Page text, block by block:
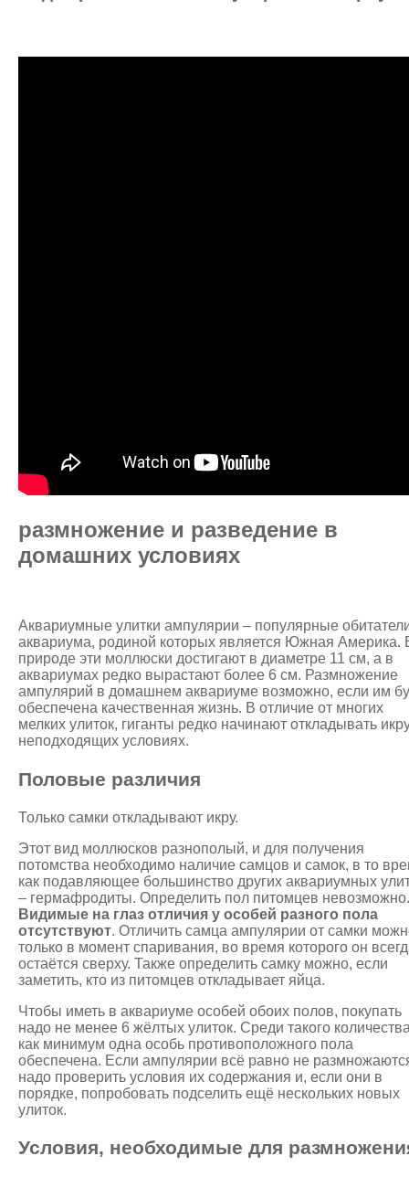
размножение и разведение в
домашних условиях
Аквариумные улитки ампулярии – популярные
аквариума, родиной которых является Южная Америка.
природе эти моллюски достигают в диаметре 11 см, а в
аквариумах редко вырастают более 6 см. Размножение
ампулярий в домашнем аквариуме возможно, если им
обеспечена качественная жизнь. В отличие от многих
мелких улиток, гиганты редко начинают откладывать
неподходящих условиях.
Половые различия
Только самки откладывают икру.
Этот вид моллюсков разнополый, и для получения
потомства необходимо наличие самцов и самок, в то
как подавляющее большинство других аквариумных
– гермафродиты. Определить пол питомцев невозможно.
Видимые на глаз отличия у особей разного пола
отсутствуют. Отличить самца ампулярии от самки
только в момент спаривания, во время которого он
остаётся сверху. Также определить самку можно, если
заметить, кто из питомцев откладывает яйца.
Чтобы иметь в аквариуме особей обоих полов, покупать
надо не менее 6 жёлтых улиток. Среди такого
как минимум одна особь противоположного пола
обеспечена. Если ампулярии всё равно не
надо проверить условия их содержания и, если они в
порядке, попробовать подселить ещё нескольких новых
улиток.
Условия, необходимые для